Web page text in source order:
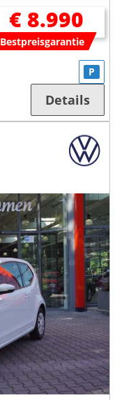
€ 8.990
Bestpreisgarantie
P
Details